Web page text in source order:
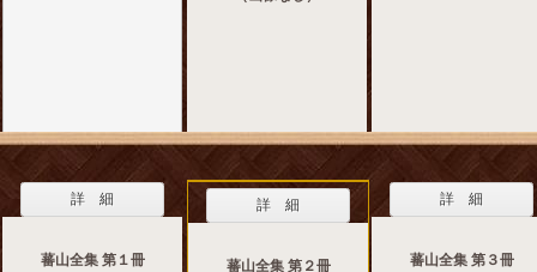
詳 細
蕃山全集 第１冊
詳 細
蕃山全集 第２冊
詳 細
蕃山全集 第３冊